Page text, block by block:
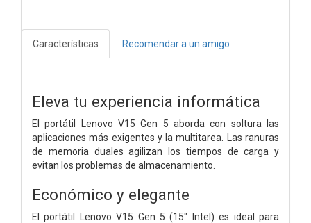
Características Recomendar a un amigo
Eleva tu experiencia informática
El portátil Lenovo V15 Gen 5 aborda con soltura las
aplicaciones más exigentes y la multitarea. Las ranuras
de memoria duales agilizan los tiempos de carga y
evitan los problemas de almacenamiento.
Económico y elegante
El portátil Lenovo V15 Gen 5 (15" Intel) es ideal para